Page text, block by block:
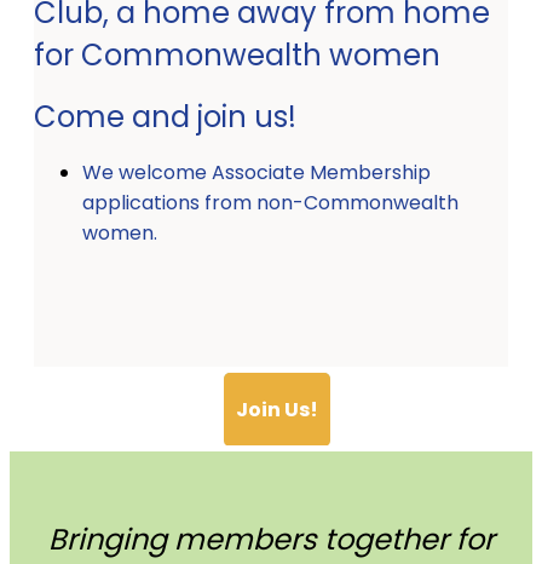
Club, a home away from home
for Commonwealth women
Come and join us!
We welcome Associate Membership
applications from non-Commonwealth
women.
Join Us!
Bringing members together for